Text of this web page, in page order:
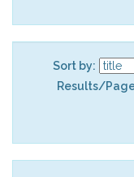
Sort by:
Results/